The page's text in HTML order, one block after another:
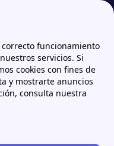
funcionamiento
servicios. Si
cookies con fines de
y mostrarte anuncios
consulta nuestra
de
Cómo